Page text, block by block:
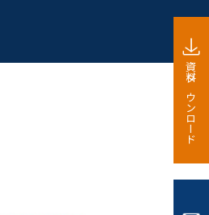
資料ダウンロード